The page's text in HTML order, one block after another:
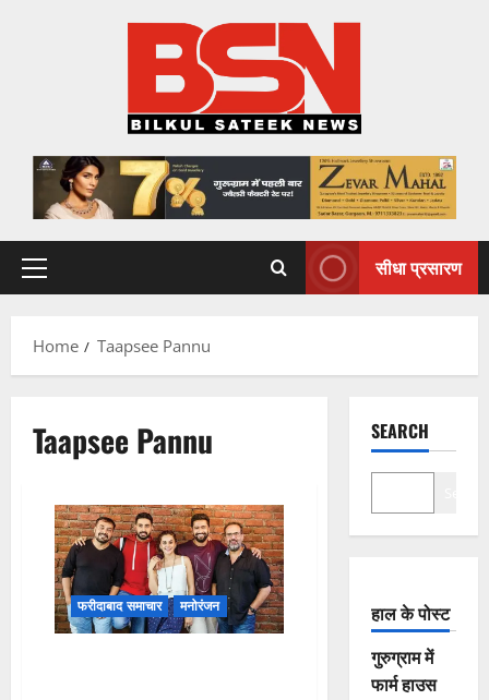
Primary
सीधा प्रसारण
Home Taapsee Pannu
Taapsee Pannu
फरीदाबाद समाचार मनोरंजन
SEARCH
हाल के पोस्ट
गुरुग्राम में
फार्म हाउस